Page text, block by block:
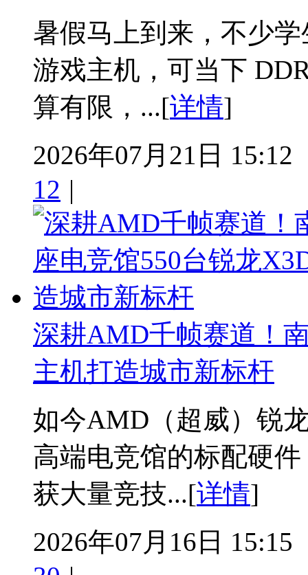
暑假马上到来，不少
游戏主机，可当下
算有限，...[详情]
2026年07月21日 15:12
12 |
深耕AMD千帧赛道！
主机打造城市新标杆
如今AMD（超威）锐
高端电竞馆的标配硬
获大量竞技...[详情]
2026年07月16日 15:15